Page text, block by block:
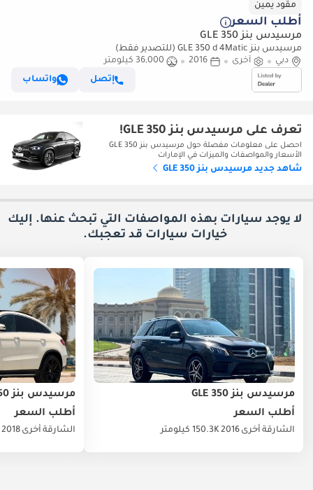
مقود يمين
أطلب السعر
مرسيدس بنز GLE 350
مرسيدس بنز GLE 350 d 4Matic (للتصدير فقط)
دبي
أخرى 2016
36,000 كيلومتر
إتصل
واتساب
تعرف على مرسيدس بنز GLE 350!
احصل على معلومات مفصلة حول مرسيدس بنز GLE 350
الأسعار والمواصفات والميزات في الإمارات
شاهد جديد مرسيدس بنز GLE 350
لا يوجد سيارات بهذه المواصفات التي تبحث عنها. إليك
خيارات سيارات قد تعجبك.
مرسيدس بنز GLE 350
أطلب السعر
الشارقة أخرى 2016150.3K كيلومتر
مرسيدس بنز GLE 350
أطلب السعر
الشارقة أخرى 2018